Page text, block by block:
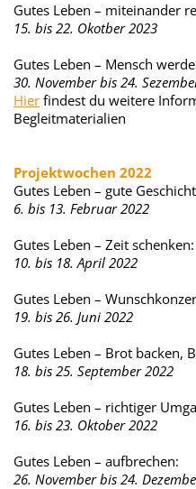
Gutes Leben – miteinander
15. bis 22. Okotber 2023
Gutes Leben – Mensch
30. November bis 24.
Hier findest du weitere
Begleitmaterialien
Projektwochen 2022
Gutes Leben – gute
6. bis 13. Februar 2022
Gutes Leben – Zeit schenken:
10. bis 18. April 2022
Gutes Leben –
19. bis 26. Juni 2022
Gutes Leben – Brot backen,
18. bis 25. September 2022
Gutes Leben – richtiger
16. bis 23. Oktober 2022
Gutes Leben – aufbrechen:
26. November bis 24.